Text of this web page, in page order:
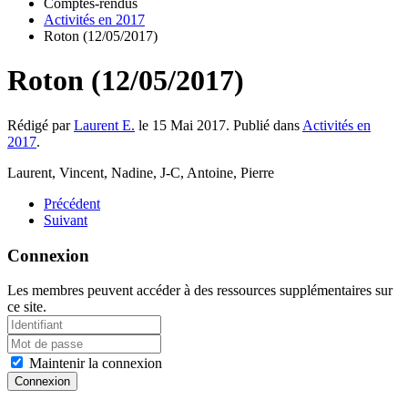
Comptes-rendus
Activités en 2017
Roton (12/05/2017)
Roton (12/05/2017)
Rédigé parLaurent E. le 15 Mai 2017. Publié dans Activités en
2017.
Laurent, Vincent, Nadine, J-C, Antoine, Pierre
Précédent
Suivant
Connexion
Les membres peuvent accéder à des ressources supplémentaires sur
ce site.
Maintenir la connexion
Connexion